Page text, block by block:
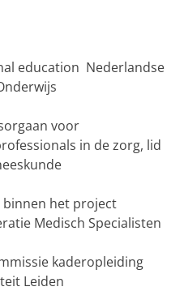
education Nederlandse
voor
in de zorg, lid
binnen het project
Medisch Specialisten
kaderopleiding
Leiden